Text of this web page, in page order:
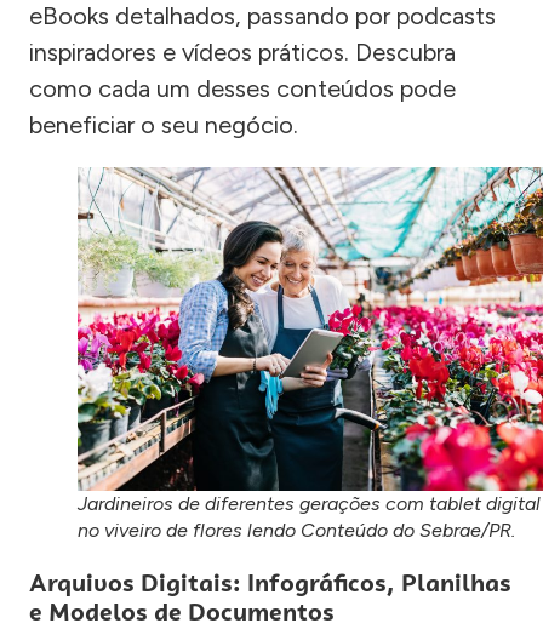
eBooks detalhados, passando por podcasts
inspiradores e vídeos práticos. Descubra
como cada um desses conteúdos pode
beneficiar o seu negócio.
Jardineiros de diferentes gerações com tablet digital
no viveiro de flores lendo Conteúdo do Sebrae/PR.
Arquivos Digitais: Infográficos, Planilhas
e Modelos de Documentos